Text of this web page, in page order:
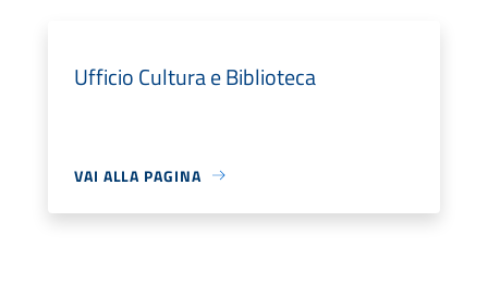
Ufficio Cultura e Biblioteca
VAI ALLA PAGINA